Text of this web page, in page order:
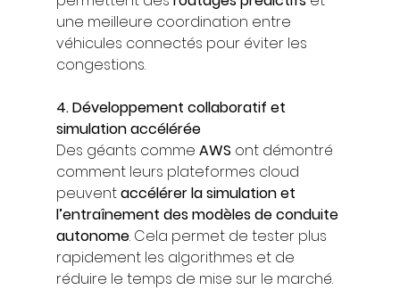
une meilleure coordination entre
véhicules connectés pour éviter les
congestions.
4. Développement collaboratif et
simulation accélérée
Des géants comme AWS ont démontré
comment leurs plateformes cloud
peuvent accélérer la simulation et
l’entraînement des modèles de conduite
autonome. Cela permet de tester plus
rapidement les algorithmes et de
réduire le temps de mise sur le marché.